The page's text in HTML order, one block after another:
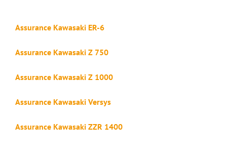
Assurance Kawasaki ER-6
Assurance Kawasaki Z 750
Assurance Kawasaki Z 1000
Assurance Kawasaki Versys
Assurance Kawasaki ZZR 1400